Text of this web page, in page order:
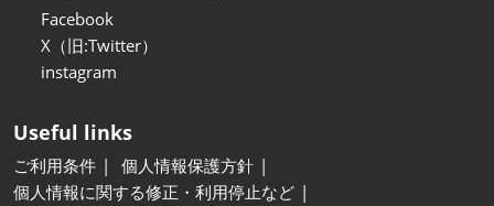
Facebook
X（旧:Twitter）
instagram
Useful links
ご利用条件
個人情報保護方針
個人情報に関する修正・利用停止など